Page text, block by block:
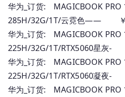
华为_订货: MAGICBOOK PRO
285H/32G/1T/云霓色——
华为_订货: MAGICBOOK PRO
225H/32G/1T/RTX5060星
华为_订货: MAGICBOOK PRO
225H/32G/1T/RTX5060凝
华为_订货: MAGICBOOK PRO